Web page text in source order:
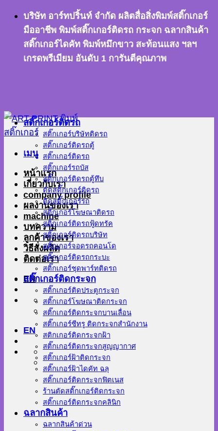
ข้าม
เนื้อหา
บริษัท อาร์ทปริ้นท์ จำกัด ผลิตสื่อสิ่งพิมพ์สติ๊กเกอร์
มืออาชีพ พิมพ์สติ๊กเกอร์ติดรถ กระจก ฉลากสินค้า
สติ๊กเกอร์ไดคัท พิมพ์หมึกขาว สะท้อนแสง ฯลฯ
เกรดพรีเมียม อันดับ 1 การันตีคุณภาพ
เมนู
หน้าแรก
เกี่ยวกับเรา
company profile
ผลงานของเรา
machine
บทความ
ลูกค้าของเรา
วิธีสั่งผลิต
ติดต่อเรา
EN
EN
สติ๊กเกอร์ติดรถ
สติ๊กเกอร์บริษัทติดรถ
สติ๊กเกอร์ติดรถตู้
สติ๊กเกอร์ติดรถ
สติ๊กเกอร์รถบัส
สติ๊กเกอร์ติดรถตู้ทึบ
ตัดสติ๊กเกอร์ติดรถ
ติดสติ๊กเกอร์รถ
สติ๊กเกอร์โฆษณาติดรถ
สติ๊กเกอร์ติดรถฟู้ดทรัค
สติ๊กเกอร์ติดรถบริษัท
สติ๊กเกอร์จอดรถคอนโด
สติ๊กเกอร์ติดรถกระบะ
สติ๊กเกอร์ชุดพาร์ทติดรถ
สติ๊กเกอร์ติดกระจก
สติ๊กเกอร์ติดประตูกระจก
สติ๊กเกอร์โฆษณาติดกระจก
สติ๊กเกอร์ติดกระจกบานเลื่อน
สติ๊กเกอร์ซีทรู ติดกระจกสำนักงาน
สติกเกอร์ติดกระจกฝ้า
สติ๊กเกอร์ติดกระจกสูญญากาศ
สติ๊กเกอร์ฝ้าติดกระจก
สติ๊กเกอร์ฝ้าไดคัท ฉลุ
สติ๊กเกอร์ติดกระจกฟิตเนส
ร้านตัดสติ๊กเกอร์ติดกระจก
สติ๊กเกอร์ติดกระจกคลินิก
ฉลากสินค้า
ฉลากสินค้าด่วน